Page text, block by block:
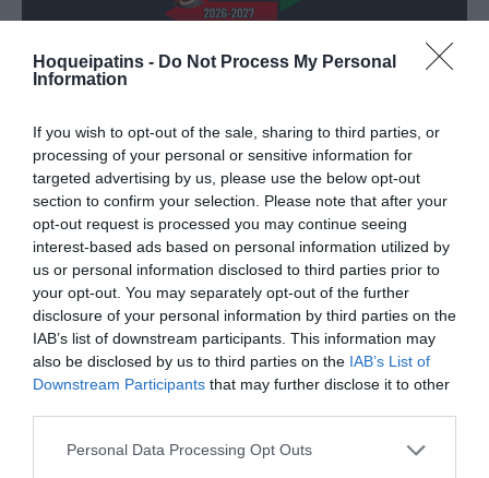
Hoqueipatins - Do Not Process My Personal
Information
If you wish to opt-out of the sale, sharing to third parties, or
processing of your personal or sensitive information for
targeted advertising by us, please use the below opt-out
section to confirm your selection. Please note that after your
opt-out request is processed you may continue seeing
interest-based ads based on personal information utilized by
us or personal information disclosed to third parties prior to
your opt-out. You may separately opt-out of the further
disclosure of your personal information by third parties on the
IAB’s list of downstream participants. This information may
also be disclosed by us to third parties on the IAB’s List of
Downstream Participants that may further disclose it to other
Personal Data Processing Opt Outs
TRANSFERÊNCIAS - ÉPOCA 2026/27
CAMPEÕES, SUBIDAS E DESCIDAS2025-26
JOGOS EM DIRETO
ÚLTIMOS
RESULTADOS
PRÓXIMOS
JOGOS